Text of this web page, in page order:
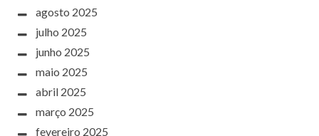
agosto 2025
julho 2025
junho 2025
maio 2025
abril 2025
março 2025
fevereiro 2025